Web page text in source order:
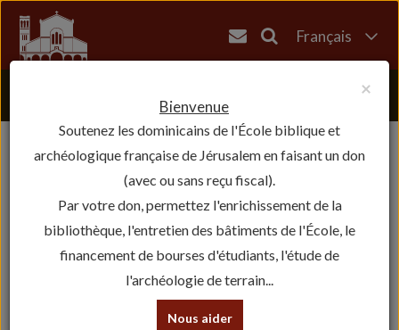
Français
עברית
×
Bienvenue
Soutenez les dominicains de l'École biblique et
archéologique française de Jérusalem en faisant un don
(avec ou sans reçu fiscal).
Par votre don, permettez l'enrichissement de la
bibliothèque, l'entretien des bâtiments de l'École, le
financement de bourses d'étudiants, l'étude de
l'archéologie de terrain...
Nous aider